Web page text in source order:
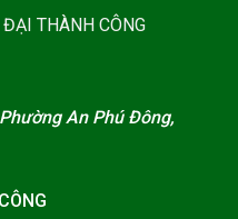
ĐẠI THÀNH CÔNG
An Phú Đông,